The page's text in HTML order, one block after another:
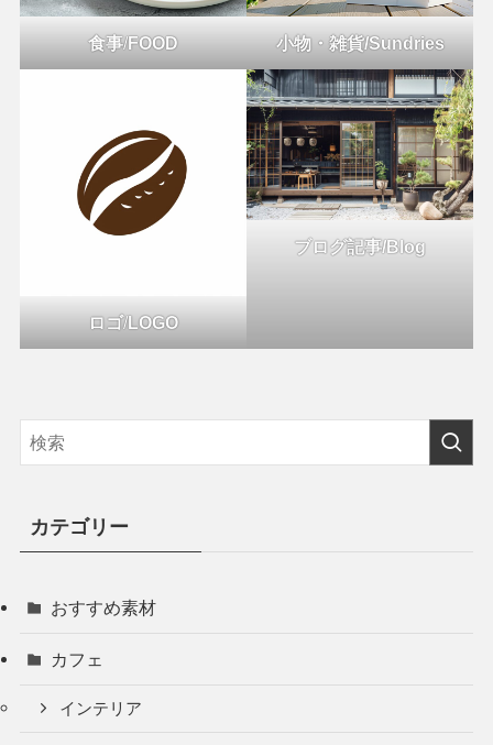
食事/FOOD 小物・雑貨/Sundries
ロゴ/LOGO
ブログ記事/Blog
カテゴリー
おすすめ素材
カフェ
インテリア